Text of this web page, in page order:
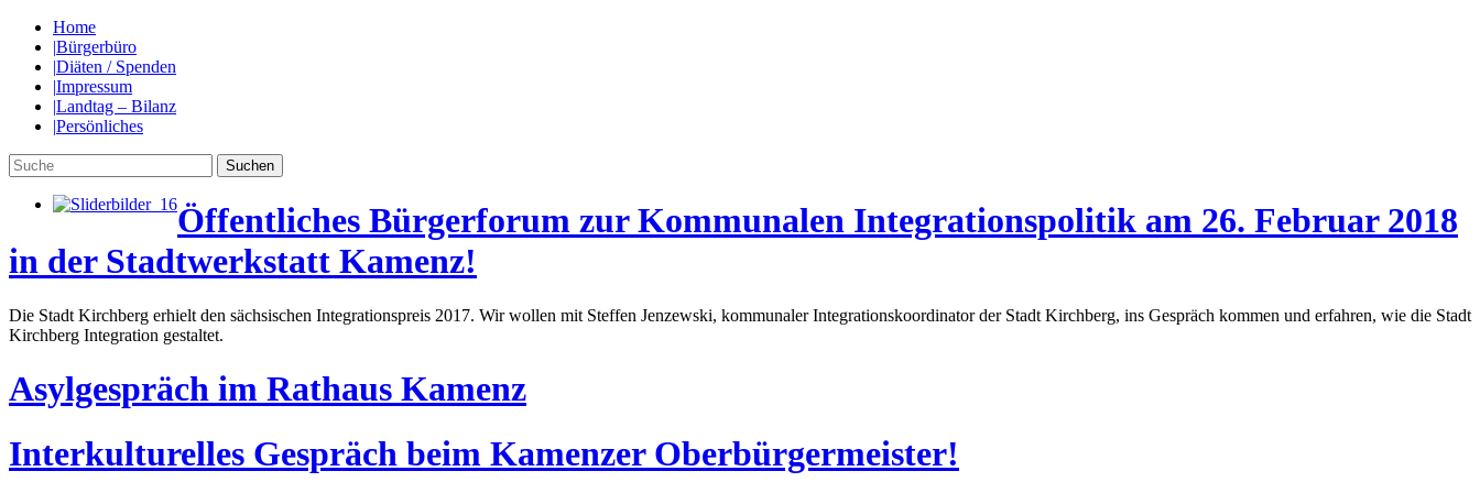
Home
|Bürgerbüro
|Diäten / Spenden
|Impressum
|Landtag – Bilanz
|Persönliches
Öffentliches Bürgerforum zur Kommunalen Integrationspolitik am 26. Februar 2018
in der Stadtwerkstatt Kamenz!
Die Stadt Kirchberg erhielt den sächsischen Integrationspreis 2017. Wir wollen mit Steffen Jenzewski, kommunaler Integrationskoordinator der Stadt Kirchberg, ins Gespräch kommen und erfahren, wie die Stadt
Kirchberg Integration gestaltet.
Asylgespräch im Rathaus Kamenz
Interkulturelles Gespräch beim Kamenzer Oberbürgermeister!